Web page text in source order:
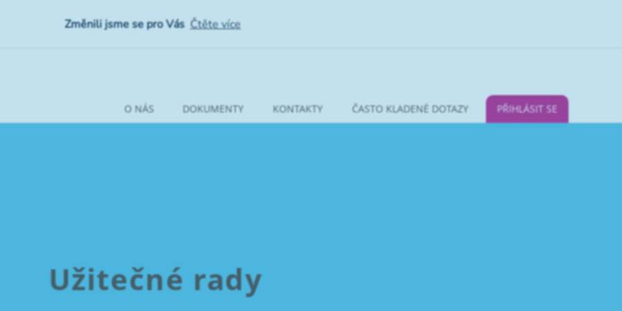
Změnili jsme se pro Vás Čtěte více
O NÁS DOKUMENTY KONTAKTY ČASTO KLADENÉ DOTAZY PŘIHLÁSIT SE
Užitečné rady